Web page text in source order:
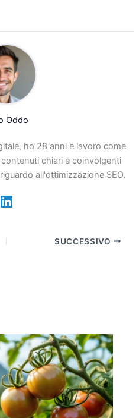
Oddo
ho 28 anni e lavoro come
chiari e coinvolgenti
all'ottimizzazione SEO.
SUCCESSIVO